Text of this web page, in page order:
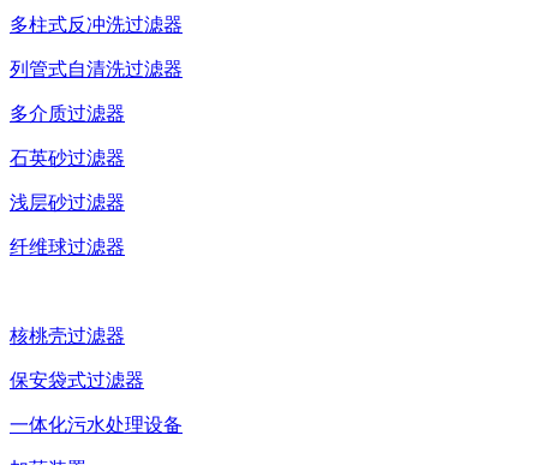
多柱式反冲洗过滤器
列管式自清洗过滤器
多介质过滤器
石英砂过滤器
浅层砂过滤器
纤维球过滤器
核桃壳过滤器
保安袋式过滤器
一体化污水处理设备